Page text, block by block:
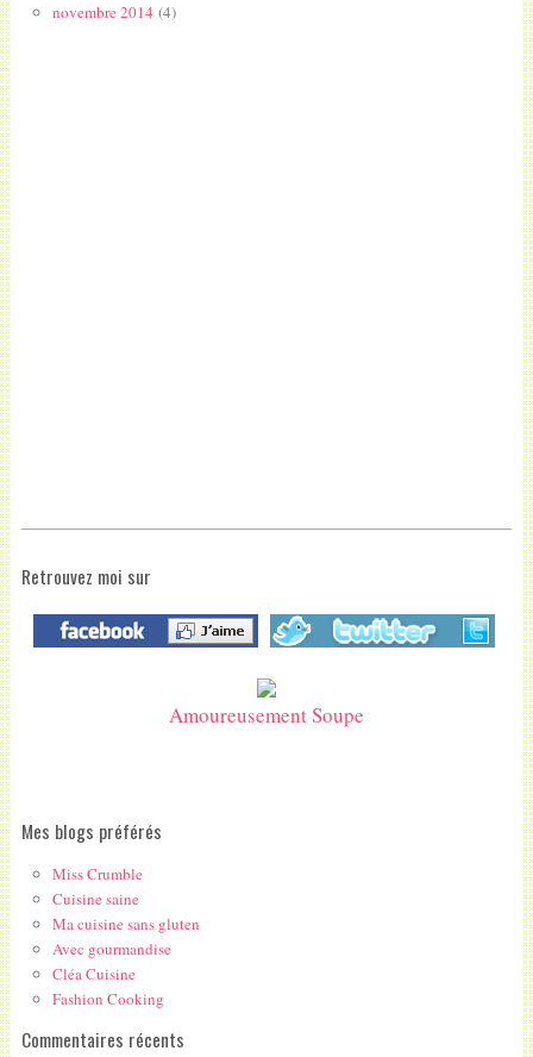
novembre 2014(4)
Retrouvez moi sur
Amoureusement Soupe
Mes blogs préférés
Miss Crumble
Cuisine saine
Ma cuisine sans gluten
Avec gourmandise
Cléa Cuisine
Fashion Cooking
Commentaires récents